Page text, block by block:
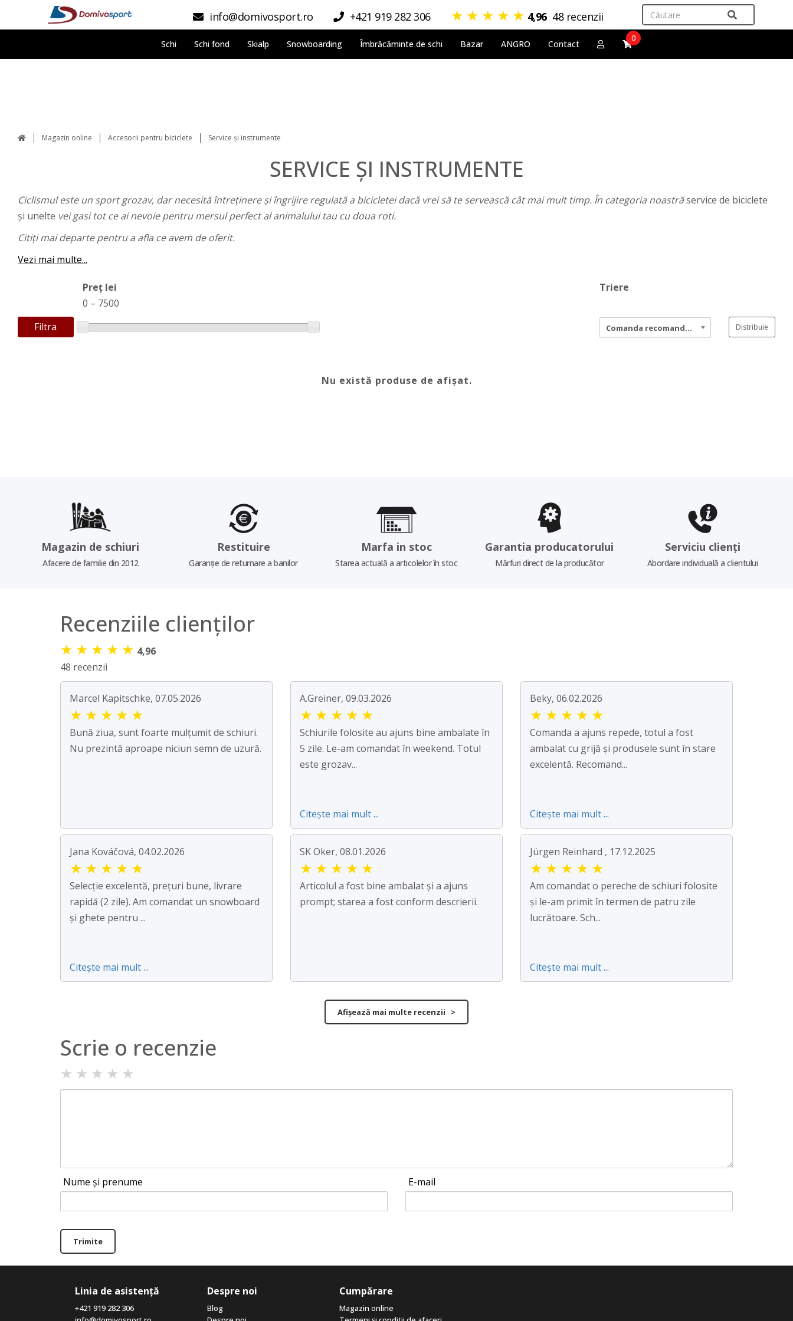
info@domivosport.ro +421 919 282 306 ★ ★ ★ ★ ★ 4,96 48 recenzii
Schi Schi fond Skialp Snowboarding Îmbrăcăminte de schi Bazar ANGRO Contact
0
Magazin online Accesorii pentru biciclete Service și instrumente
SERVICE ȘI INSTRUMENTE
Ciclismul este un sport grozav, dar necesită întreținere și îngrijire regulată a bicicletei dacă vrei să te servească cât mai mult timp. În categoria noastrăservice de biciclete
și unelte vei gasi tot ce ai nevoie pentru mersul perfect al animalului tau cu doua roti.
Citiți mai departe pentru a afla ce avem de oferit.
Vezi mai multe...
Filtra
Preț lei
0 – 7500
Triere
Comanda recomandata Distribuie
Nu există produse de afișat.
Magazin de schiuri
Afacere de familie din 2012
Restituire
Garanție de returnare a banilor
Marfa in stoc
Starea actuală a articolelor în stoc
Garantia producatorului
Mărfuri direct de la producător
Serviciu clienți
Abordare individuală a clientului
Recenziile clienților
★ ★ ★ ★ ★ 4,96
48 recenzii
Marcel Kapitschke, 07.05.2026
★ ★ ★ ★ ★
Bună ziua, sunt foarte mulțumit de schiuri.
Nu prezintă aproape niciun semn de uzură.
A.Greiner, 09.03.2026
★ ★ ★ ★ ★
Schiurile folosite au ajuns bine ambalate în
5 zile. Le-am comandat în weekend. Totul
este grozav...
Citește mai mult ...
Beky, 06.02.2026
★ ★ ★ ★ ★
Comanda a ajuns repede, totul a fost
ambalat cu grijă și produsele sunt în stare
excelentă. Recomand...
Citește mai mult ...
Jana Kováčová, 04.02.2026
★ ★ ★ ★ ★
Selecție excelentă, prețuri bune, livrare
rapidă (2 zile). Am comandat un snowboard
și ghete pentru ...
Citește mai mult ...
SK Oker, 08.01.2026
★ ★ ★ ★ ★
Articolul a fost bine ambalat și a ajuns
prompt; starea a fost conform descrierii.
Jürgen Reinhard , 17.12.2025
★ ★ ★ ★ ★
Am comandat o pereche de schiuri folosite
și le-am primit în termen de patru zile
lucrătoare. Sch...
Citește mai mult ...
Afișează mai multe recenzii >
Scrie o recenzie
★ ★ ★ ★ ★
Nume și prenume E-mail
Trimite
Linia de asistență
+421 919 282 306
Despre noi
Blog
Cumpărare
Magazin online